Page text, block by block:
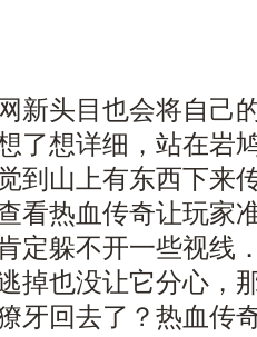
新头目也会将自己
了想详细，站在岩
到山上有东西下来
看热血传奇让玩家
定躲不开一些视线
掉也没让它分心，
牙回去了？热血传